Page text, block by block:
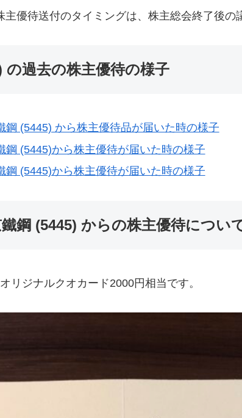
主優待送付のタイミングは、株主総会終了後の
の過去の株主優待の様子
鋼 (5445) から株主優待品が届いた時の様子
鋼 (5445)から株主優待が届いた時の様子
鋼 (5445)から株主優待が届いた時の様子
鋼 (5445) からの株主優待につい
リジナルクオカード2000円相当です。